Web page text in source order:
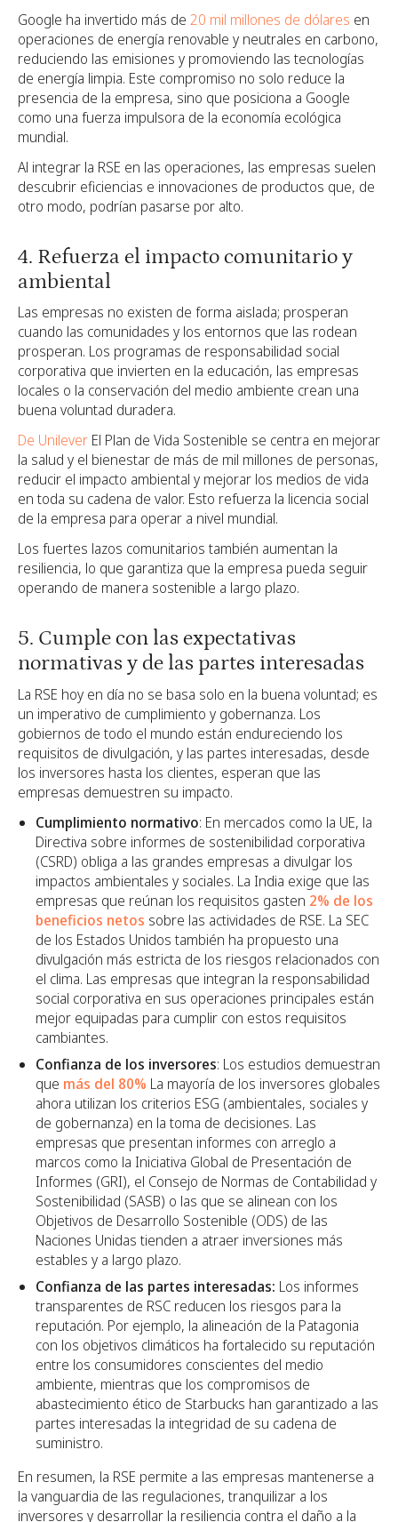
Google ha invertido más de 20 mil millones de dólares en
operaciones de energía renovable y neutrales en carbono,
reduciendo las emisiones y promoviendo las tecnologías
de energía limpia. Este compromiso no solo reduce la
presencia de la empresa, sino que posiciona a Google
como una fuerza impulsora de la economía ecológica
mundial.
Al integrar la RSE en las operaciones, las empresas suelen
descubrir eficiencias e innovaciones de productos que, de
otro modo, podrían pasarse por alto.
4. Refuerza el impacto comunitario y
ambiental
Las empresas no existen de forma aislada; prosperan
cuando las comunidades y los entornos que las rodean
prosperan. Los programas de responsabilidad social
corporativa que invierten en la educación, las empresas
locales o la conservación del medio ambiente crean una
buena voluntad duradera.
De Unilever El Plan de Vida Sostenible se centra en mejorar
la salud y el bienestar de más de mil millones de personas,
reducir el impacto ambiental y mejorar los medios de vida
en toda su cadena de valor. Esto refuerza la licencia social
de la empresa para operar a nivel mundial.
Los fuertes lazos comunitarios también aumentan la
resiliencia, lo que garantiza que la empresa pueda seguir
operando de manera sostenible a largo plazo.
5. Cumple con las expectativas
normativas y de las partes interesadas
La RSE hoy en día no se basa solo en la buena voluntad; es
un imperativo de cumplimiento y gobernanza. Los
gobiernos de todo el mundo están endureciendo los
requisitos de divulgación, y las partes interesadas, desde
los inversores hasta los clientes, esperan que las
empresas demuestren su impacto.
Cumplimiento normativo: En mercados como la UE, la
Directiva sobre informes de sostenibilidad corporativa
(CSRD) obliga a las grandes empresas a divulgar los
impactos ambientales y sociales. La India exige que las
empresas que reúnan los requisitos gasten 2% de los
beneficios netos sobre las actividades de RSE. La SEC
de los Estados Unidos también ha propuesto una
divulgación más estricta de los riesgos relacionados con
el clima. Las empresas que integran la responsabilidad
social corporativa en sus operaciones principales están
mejor equipadas para cumplir con estos requisitos
cambiantes.
Confianza de los inversores: Los estudios demuestran
que más del 80% La mayoría de los inversores globales
ahora utilizan los criterios ESG (ambientales, sociales y
de gobernanza) en la toma de decisiones. Las
empresas que presentan informes con arreglo a
marcos como la Iniciativa Global de Presentación de
Informes (GRI), el Consejo de Normas de Contabilidad y
Sostenibilidad (SASB) o las que se alinean con los
Objetivos de Desarrollo Sostenible (ODS) de las
Naciones Unidas tienden a atraer inversiones más
estables y a largo plazo.
Confianza de las partes interesadas: Los informes
transparentes de RSC reducen los riesgos para la
reputación. Por ejemplo, la alineación de la Patagonia
con los objetivos climáticos ha fortalecido su reputación
entre los consumidores conscientes del medio
ambiente, mientras que los compromisos de
abastecimiento ético de Starbucks han garantizado a las
partes interesadas la integridad de su cadena de
suministro.
En resumen, la RSE permite a las empresas mantenerse a
la vanguardia de las regulaciones, tranquilizar a los
inversores y desarrollar la resiliencia contra el daño a la